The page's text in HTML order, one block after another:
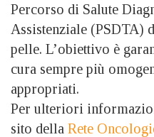
Percorso di Salute
Assistenziale (PSDTA)
pelle. L’obiettivo è
cura sempre più
appropriati.
Per ulteriori
sito della Rete